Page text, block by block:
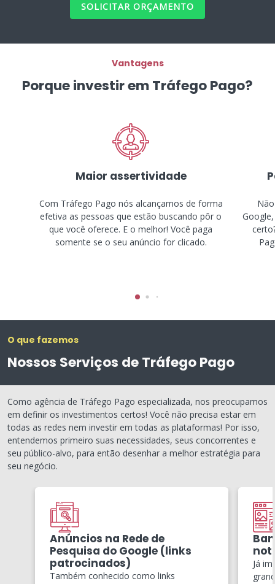
SOLICITAR ORÇAMENTO
Vantagens
Porque investir em Tráfego Pago?
Maior assertividade
Com Tráfego Pago nós alcançamos de forma
efetiva as pessoas que estão buscando pôr o
que você oferece. E o melhor! Você paga
somente se o seu anúncio for clicado.
O que fazemos
Nossos Serviços de Tráfego Pago
Como agência de Tráfego Pago especializada, nos preocupamos
em definir os investimentos certos! Você não precisa estar em
todas as redes nem investir em todas as plataformas! Por isso,
entendemos primeiro suas necessidades, seus concorrentes e
seu público-alvo, para então desenhar a melhor estratégia para
seu negócio.
Anúncios na Rede de
Pesquisa do Google (links
patrocinados)
Também conhecido como links
Já